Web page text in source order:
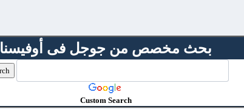
بحث مخصص من جوجل فى أوفيسنا
Custom Search